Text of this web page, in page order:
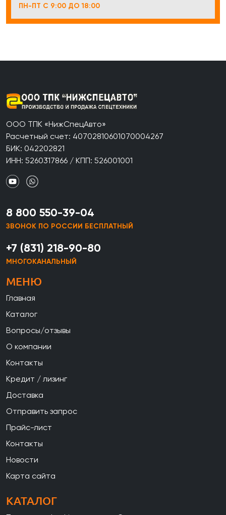
ПН-ПТ С 9:00 ДО 18:00
ООО ТПК «НижСпецАвто»
Расчетный счет: 40702810601070004267
БИК: 042202821
ИНН: 5260317866 / КПП: 526001001
8 800 550-39-04
ЗВОНОК ПО РОССИИ БЕСПЛАТНЫЙ
+7 (831) 218-90-80
МНОГОКАНАЛЬНЫЙ
МЕНЮ
Главная
Каталог
Вопросы/отзывы
О компании
Контакты
Кредит / лизинг
Доставка
Отправить запрос
Прайс-лист
Контакты
Новости
Карта сайта
КАТАЛОГ